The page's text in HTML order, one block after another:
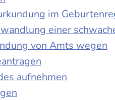
im
einer
von Amts wegen
aufnehmen